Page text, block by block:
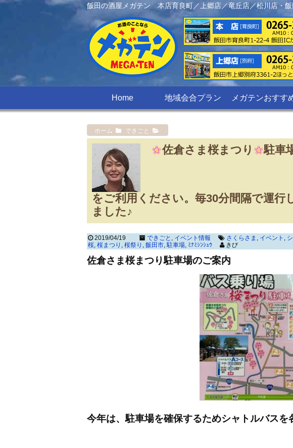
飯田の酒屋メガテン 本店育良町／上郷店／竜丘店／松川店・
Home 地域会合プラン メガテンおすす
ホーム できごと
佐倉さま桜まつり 駐車
をご利用ください。毎30分間隔で運行
ました♪
2019/04/19 できごと , イベント情報 さくらさま , イベント ,
桜, 桜まつり , 桜祭り , 飯田市,駐車場, ﾐﾅﾐｼﾝｼｭｳ きび
佐倉さま桜まつり駐車場のご案内
今年は、駐車場を確保するためシャトルバス